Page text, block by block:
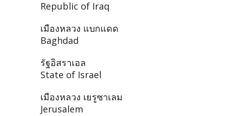
Republic of Iraq
เมืองหลวง แบกแดด
Baghdad
รัฐอิสราเอล
State of Israel
เมืองหลวง เยรูซาเลม
Jerusalem